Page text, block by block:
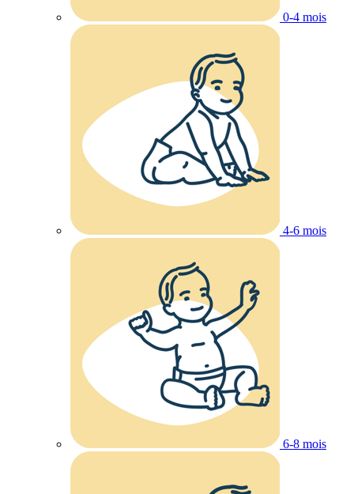
0-4 mois
4-6 mois
6-8 mois